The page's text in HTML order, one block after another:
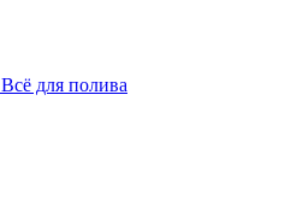
Всё для полива